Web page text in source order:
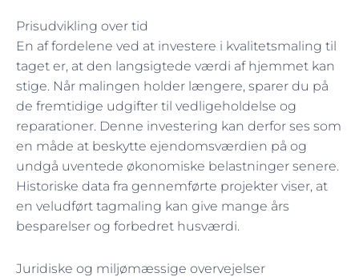
Prisudvikling over tid
En af fordelene ved at investere i kvalitetsmaling til
taget er, at den langsigtede værdi af hjemmet kan
stige. Når malingen holder længere, sparer du på
de fremtidige udgifter til vedligeholdelse og
reparationer. Denne investering kan derfor ses som
en måde at beskytte ejendomsværdien på og
undgå uventede økonomiske belastninger senere.
Historiske data fra gennemførte projekter viser, at
en veludført tagmaling kan give mange års
besparelser og forbedret husværdi.
Juridiske og miljømæssige overvejelser